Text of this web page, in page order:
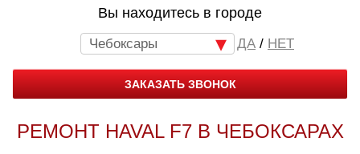
Вы находитесь в городе
Чебоксары / НЕТ
ЗАКАЗАТЬ ЗВОНОК
РЕМОНТ HAVAL F7 В ЧЕБОКСАРАХ